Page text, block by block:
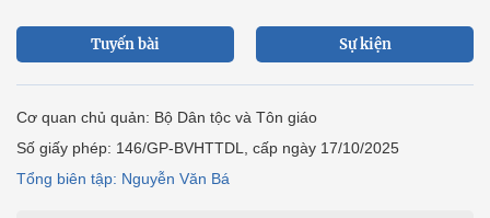
Tuyến bài Sự kiện
Cơ quan chủ quản: Bộ Dân tộc và Tôn giáo
Số giấy phép: 146/GP-BVHTTDL, cấp ngày 17/10/2025
Tổng biên tập: Nguyễn Văn Bá